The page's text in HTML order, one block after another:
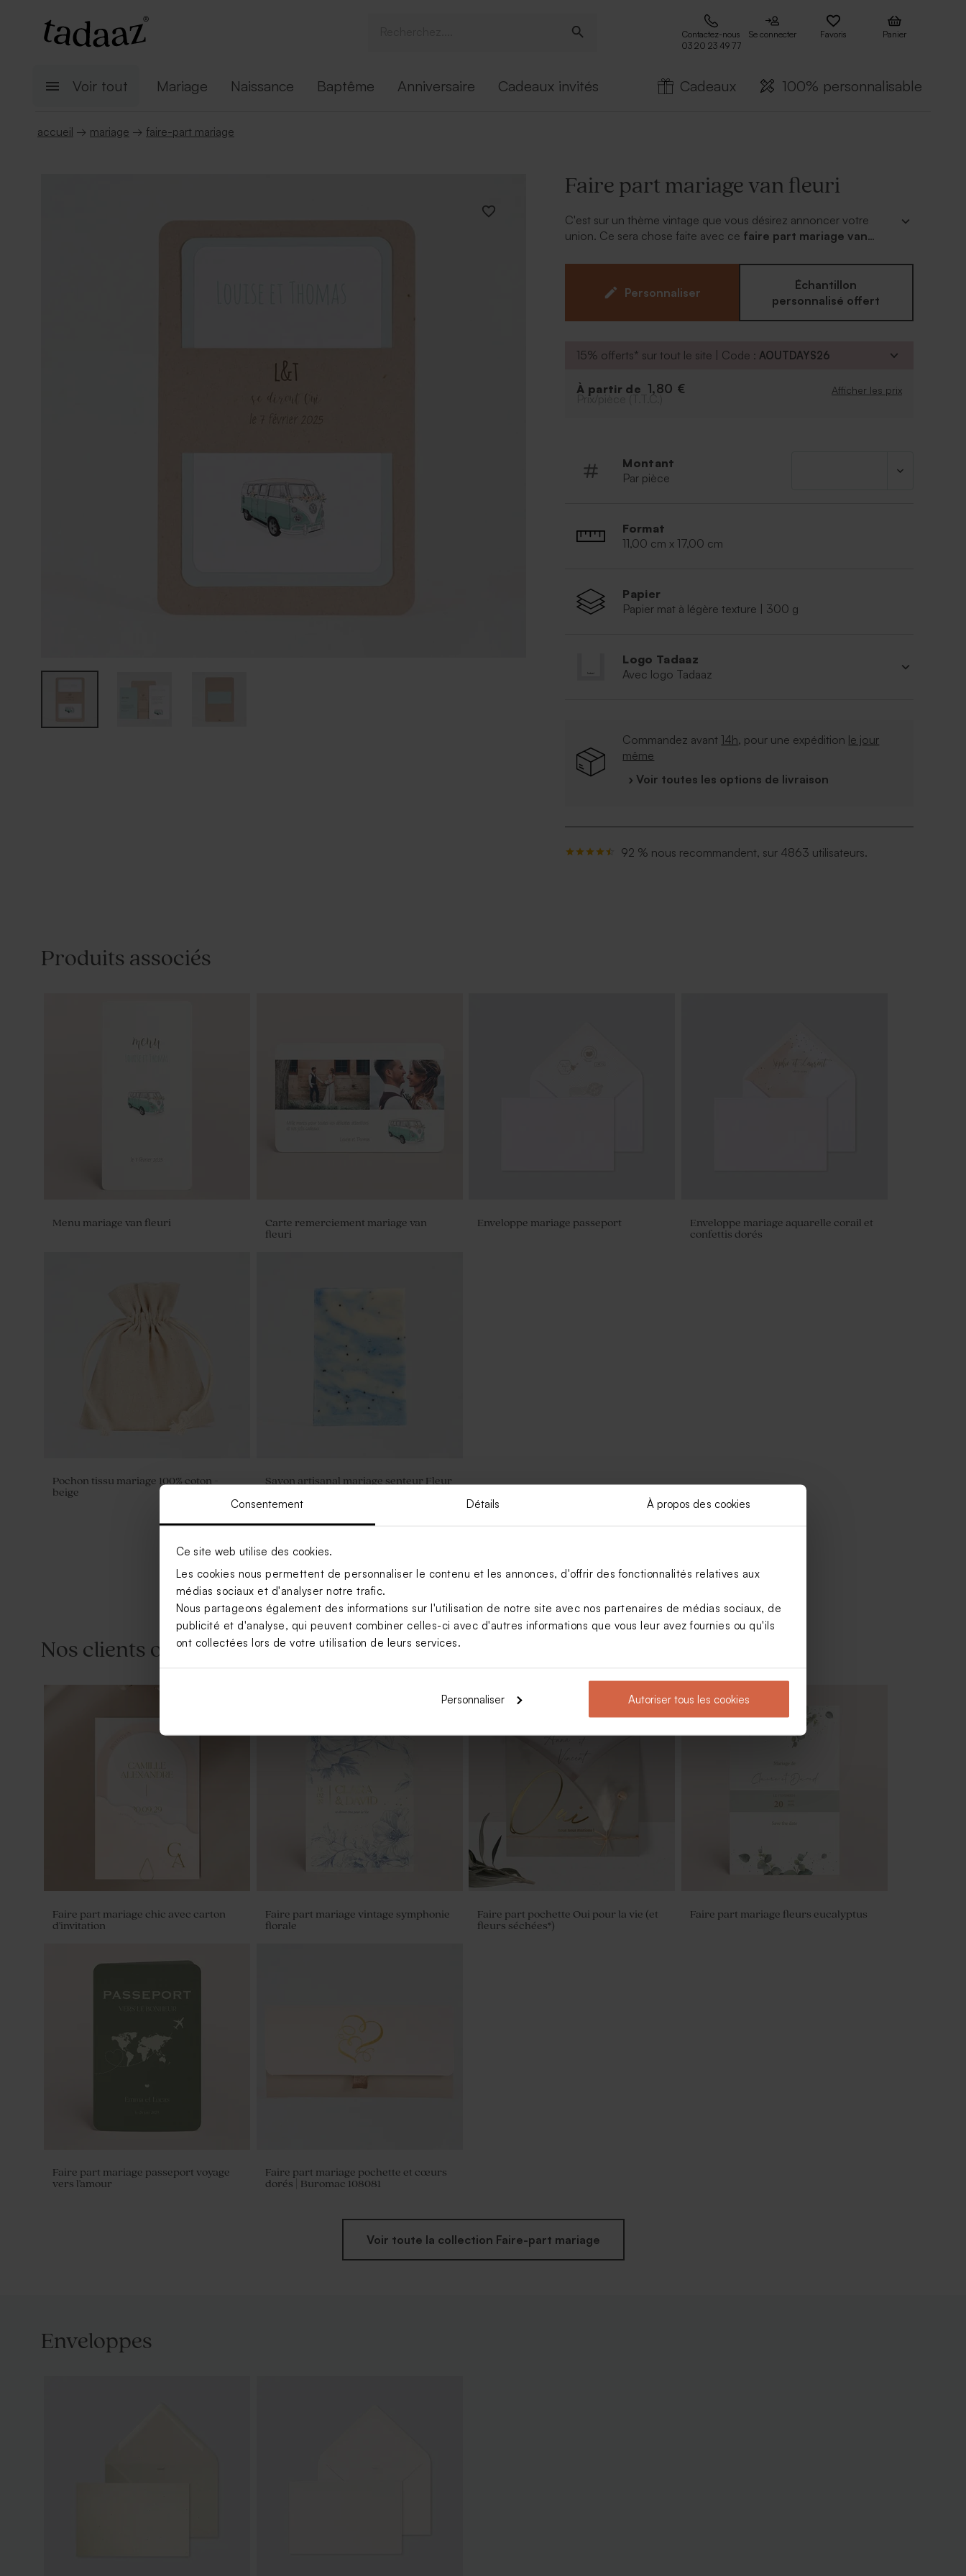
Consentement Détails À propos des cookies
Ce site web utilise des cookies.
Les cookies nous permettent de personnaliser le contenu et les annonces, d'offrir des fonctionnalités relatives aux
médias sociaux et d'analyser notre trafic.
Nous partageons également des informations sur l'utilisation de notre site avec nos partenaires de médias sociaux, de
publicité et d'analyse, qui peuvent combiner celles-ci avec d'autres informations que vous leur avez fournies ou qu'ils
ont collectées lors de votre utilisation de leurs services.
Personnaliser Autoriser tous les cookies
Contactez-nous
03 20 23 49 77
Se connecter Favoris Panier
Voir tout Mariage Naissance Baptême Anniversaire Cadeaux invités Cadeaux 100% personnalisable
accueil → mariage → faire-part mariage
Faire part mariage van fleuri
C'est sur un thème vintage que vous désirez annoncer votre
union. Ce sera chose faite avec ce faire part mariage van
illustration s'associe parfaitement avec l'effet kraft de cette
annonce mariage. Les différentes parties de ce carton sont à
personnaliser des informations du plus beau jour de votre vie.
vous conseillons ensuite de choisir la carte de remerciement
mariage sur le même thème.
Personnaliser
Échantillon
personnalisé offert
15% offerts* sur tout le site | Code :AOUTDAYS26
À partir de 1,80 € Afficher les prix
Prix/pièce (T.T.C.)
Montant
Par pièce
Format
11,00 cm x 17,00 cm
Papier
Papier mat à légère texture | 300 g
Logo Tadaaz
Avec logo Tadaaz
Commandez avant 14h, pour une expédition le jour
même
› Voir toutes les options de livraison
92 % nous recommandent, sur 4863 utilisateurs.
Produits associés
Menu mariage van fleuri
Carte remerciement mariage van
fleuri
Enveloppe mariage passeport
Enveloppe mariage aquarelle corail et
confettis dorés
Pochon tissu mariage 100% coton -
beige
Savon artisanal mariage senteur Fleur
Fiole en verre mariage
Nos clients ont aussi aimé...
Faire part mariage chic avec carton
d'invitation
Faire part mariage vintage symphonie
florale
Faire part pochette Oui pour la vie (et
fleurs séchées*)
Faire part mariage fleurs eucalyptus
Faire part mariage passeport voyage
vers l'amour
Faire part mariage pochette et cœurs
dorés | Buromac 108081
Voir toute la collection Faire-part mariage
Enveloppes